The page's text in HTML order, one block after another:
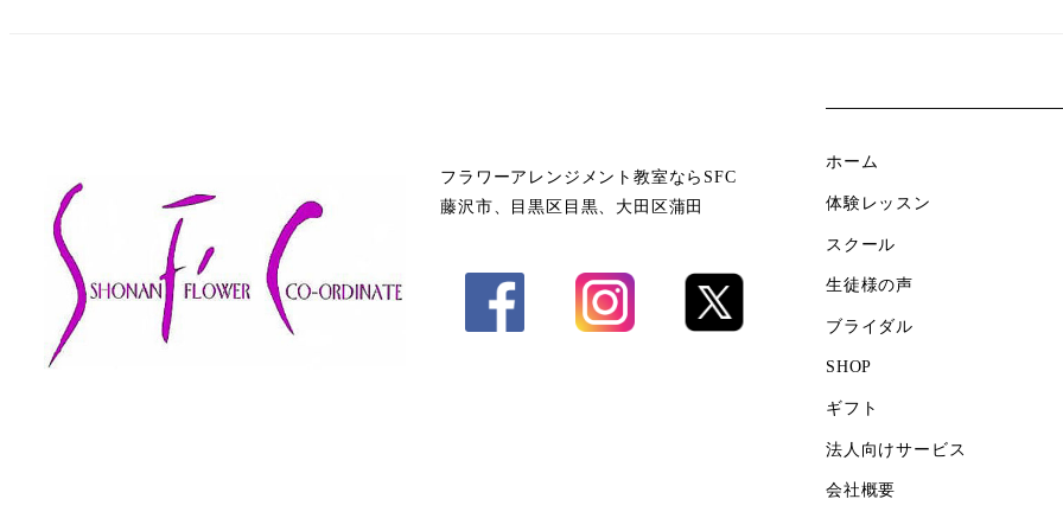
フラワーアレンジメント教室ならSFC
藤沢市、目黒区目黒、大田区蒲田
ホーム
体験レッスン
スクール
生徒様の声
ブライダル
SHOP
ギフト
法人向けサービス
会社概要